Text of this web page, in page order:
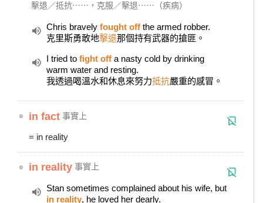
擊退／抵抗⋯⋯，克服／擊退⋯⋯（疾病）
Chris bravely fought off the armed robber.
克里斯勇敢地擊退那個持有武器的搶匪。
I tried to fight off a nasty cold by drinking
warm water and resting.
我透過喝溫水和休息來努力抵抗嚴重的感冒。
● in fact 事實上
= in reality
● in reality 事實上
Stan sometimes complained about his wife, but
in reality, he loved her dearly.